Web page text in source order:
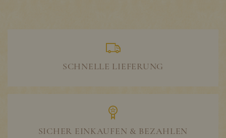
SCHNELLE LIEFERUNG
SICHER EINKAUFEN & BEZAHLEN